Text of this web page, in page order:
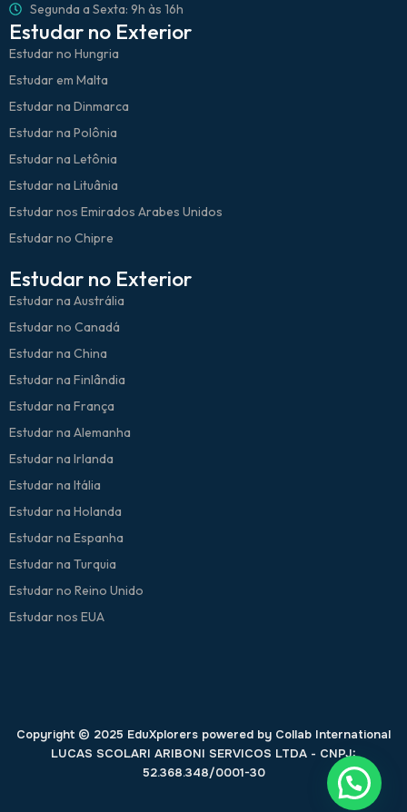
Segunda a Sexta: 9h às 16h
Estudar no Exterior
Estudar no Hungria
Estudar em Malta
Estudar na Dinmarca
Estudar na Polônia
Estudar na Letônia
Estudar na Lituânia
Estudar nos Emirados Arabes Unidos
Estudar no Chipre
Estudar no Exterior
Estudar na Austrália
Estudar no Canadá
Estudar na China
Estudar na Finlândia
Estudar na França
Estudar na Alemanha
Estudar na Irlanda
Estudar na Itália
Estudar na Holanda
Estudar na Espanha
Estudar na Turquia
Estudar no Reino Unido
Estudar nos EUA
Copyright © 2025 EduXplorers powered by Collab International
LUCAS SCOLARI ARIBONI SERVICOS LTDA - CNPJ:
52.368.348/0001-30